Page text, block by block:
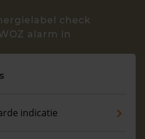
-18:00
check
alarm in
indicatie